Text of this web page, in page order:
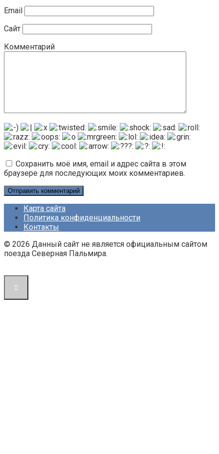
Email
Сайт
Комментарий
Сохранить моё имя, email и адрес сайта в этом
браузере для последующих моих комментариев.
Карта сайта
Политика конфиденциальности
Контакты
© 2026 Данный сайт не является официальным сайтом
поезда Северная Пальмира.